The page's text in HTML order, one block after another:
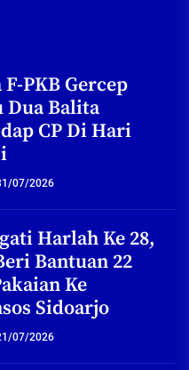
F-PKB Gercep
Dua Balita
CP Di Hari
07/2026
Harlah Ke 28,
Bantuan 22
Ke
Sidoarjo
07/2026